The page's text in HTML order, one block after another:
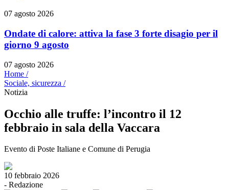
07 agosto 2026
Ondate di calore: attiva la fase 3 forte disagio per il
giorno 9 agosto
07 agosto 2026
Home /
Sociale, sicurezza /
Notizia
Occhio alle truffe: l’incontro il 12
febbraio in sala della Vaccara
Evento di Poste Italiane e Comune di Perugia
10 febbraio 2026
- Redazione